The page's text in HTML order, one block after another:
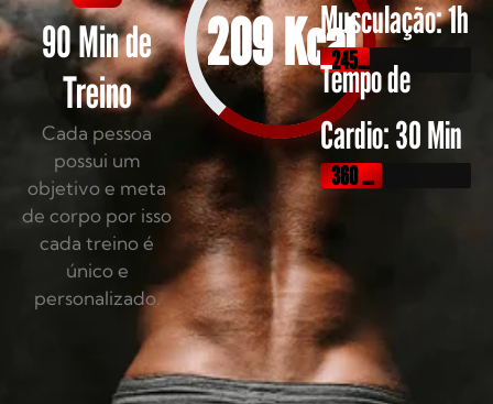
90 Min de
Treino
Cada pessoa
possui um
objetivo e meta
de corpo por isso
cada treino é
único e
personalizado.
489KcalMusculação: 1h
245 Kcal
Tempo de
Cardio: 30 Min
360 Kcal